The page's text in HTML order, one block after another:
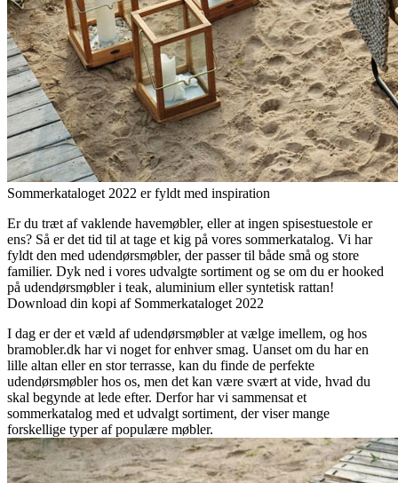
Sommerkataloget 2022 er fyldt med inspiration
Er du træt af vaklende havemøbler, eller at ingen spisestuestole er
ens? Så er det tid til at tage et kig på vores sommerkatalog. Vi har
fyldt den med udendørsmøbler, der passer til både små og store
familier. Dyk ned i vores udvalgte sortiment og se om du er hooked
på udendørsmøbler i teak, aluminium eller syntetisk rattan!
Download din kopi af Sommerkataloget 2022
I dag er der et væld af udendørsmøbler at vælge imellem, og hos
bramobler.dk har vi noget for enhver smag. Uanset om du har en
lille altan eller en stor terrasse, kan du finde de perfekte
udendørsmøbler hos os, men det kan være svært at vide, hvad du
skal begynde at lede efter. Derfor har vi sammensat et
sommerkatalog med et udvalgt sortiment, der viser mange
forskellige typer af populære møbler.